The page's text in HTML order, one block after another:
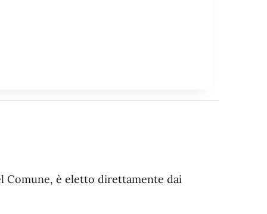
Comune, è eletto direttamente dai